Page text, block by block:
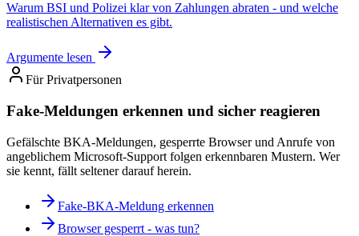
Warum BSI und Polizei klar von Zahlungen abraten - und welche
realistischen Alternativen es gibt.
Argumente lesen
Für Privatpersonen
Fake-Meldungen erkennen und sicher reagieren
Gefälschte BKA-Meldungen, gesperrte Browser und Anrufe von
angeblichem Microsoft-Support folgen erkennbaren Mustern. Wer
sie kennt, fällt seltener darauf herein.
Fake-BKA-Meldung erkennen
Browser gesperrt - was tun?